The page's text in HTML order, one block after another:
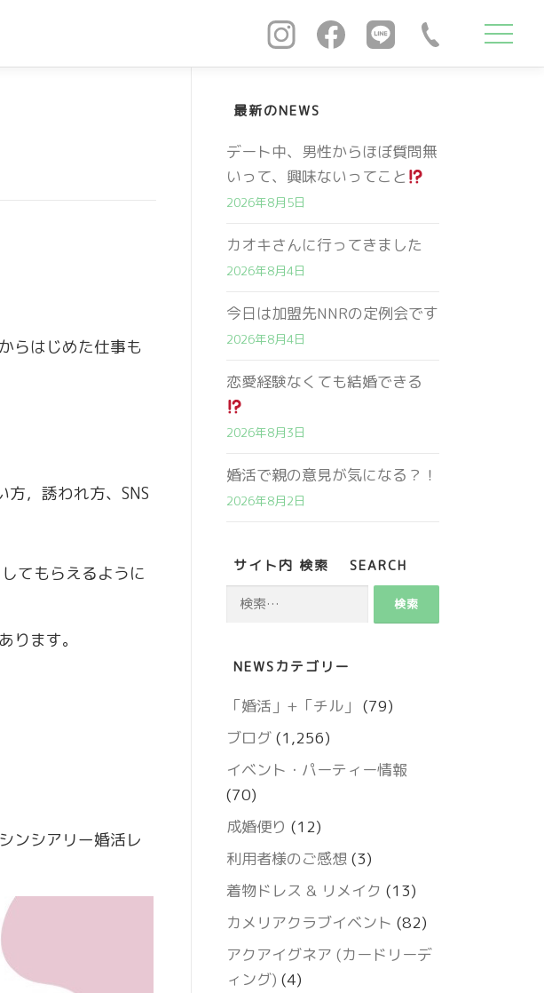
定休日 火・水曜日
お問い合わせ
らはじめた仕事も
，誘われ方、SNS
てもらえるように
ます。
ンシアリー婚活レ
最新のNEWS
デート中、男性からほぼ質問無
いって、興味ないってこと
2026年8月5日
カオキさんに行ってきました
2026年8月4日
今日は加盟先NNRの定例会です
2026年8月4日
恋愛経験なくても結婚できる
2026年8月3日
婚活で親の意見が気になる？！
2026年8月2日
サイト内 検索 SEARCH
NEWSカテゴリー
「婚活」+「チル」
(79)
ブログ (1,256)
イベント・パーティー情報
(70)
成婚便り (12)
利用者様のご感想 (3)
着物ドレス & リメイク (13)
カメリアクラブイベント (82)
アクアイグネア (カードリーデ
ィング) (4)